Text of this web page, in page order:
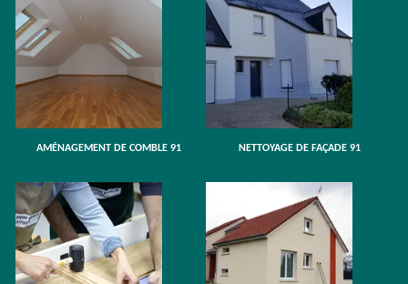
AMÉNAGEMENT DE COMBLE 91 NETTOYAGE DE FAÇADE 91